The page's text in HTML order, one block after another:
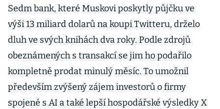
některé i
nenávratně
ruší, zejména
v
administrativ
ě
Sedm bank, které Muskovi poskytly půjčku ve
výši 13 miliard dolarů na koupi Twitteru, drželo
dluh ve svých knihách dva roky. Podle zdrojů
obeznámených s transakcí se jim ho podařilo
kompletně prodat minulý měsíc. To umožnil
především zvýšený zájem investorů o firmy
spojené s AI a také lepší hospodářské výsledky X